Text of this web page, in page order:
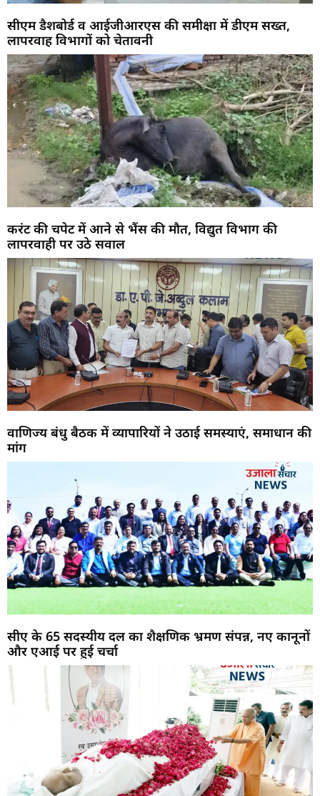
सीएम डैशबोर्ड व आईजीआरएस की समीक्षा में डीएम सख्त,
लापरवाह विभागों को चेतावनी
करंट की चपेट में आने से भैंस की मौत, विद्युत विभाग की
लापरवाही पर उठे सवाल
वाणिज्य बंधु बैठक में व्यापारियों ने उठाई समस्याएं, समाधान की
मांग
सीए के 65 सदस्यीय दल का शैक्षणिक भ्रमण संपन्न, नए कानूनों
और एआई पर हुई चर्चा